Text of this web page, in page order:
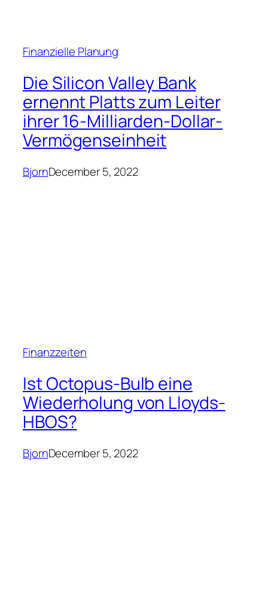
Finanzielle Planung
Die Silicon Valley Bank
ernennt Platts zum Leiter
ihrer 16-Milliarden-Dollar-
Vermögenseinheit
BjornDecember 5, 2022
Finanzzeiten
Ist Octopus-Bulb eine
Wiederholung von Lloyds-
HBOS?
BjornDecember 5, 2022